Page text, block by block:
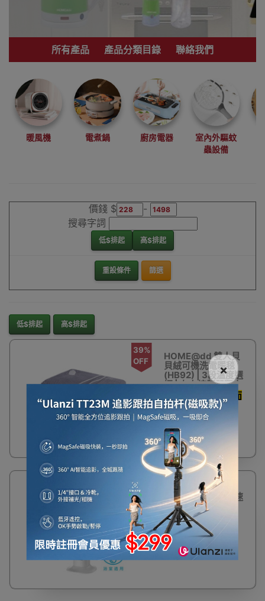
HOME@dd 家加
港銷售點
所有產品
產品分類目錄 聯絡我們
暖風機 電煮鍋 廚房電器
室內外驅蚊
蟲設備
價錢 $
-
搜尋字詞
低$排起 高$排起
重設條件 篩選
低$排起 高$排起
39%
OFF
HOME@dd 雙人貝
貝絨可機洗電暖毯
(HB92) | 3段溫度選
擇 | 左右控制器獨立
升級貝貝絨親膚面
料 三段溫控為身
體保暖
$422
43%
OFF
HOME@dd
HH2000 2000W速
熱搖頭陶瓷暖風機
(浴室適用) | 3秒升
溫 | 過熱斷電保護 |
香港行貨
$338 $599
×